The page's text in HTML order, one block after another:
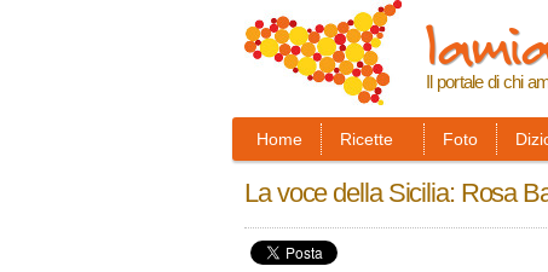
Il portale di chi
Home Ricette Foto
La voce della Sicilia: Rosa